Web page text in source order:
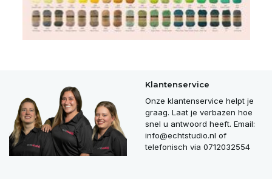
Klantenservice
Onze klantenservice helpt je
graag. Laat je verbazen hoe
snel u antwoord heeft. Email:
info@echtstudio.nl of
telefonisch via 0712032554